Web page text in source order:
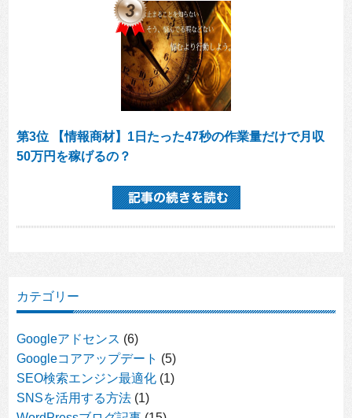
第3位 【情報商材】1日たった47秒の作業量だけで月収
50万円を稼げるの？
カテゴリー
Googleアドセンス (6)
Googleコアアップデート (5)
SEO検索エンジン最適化 (1)
SNSを活用する方法 (1)